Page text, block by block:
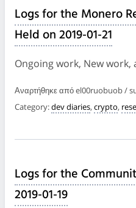
Logs for the Monero
Held on 2019-01-21
Ongoing work, New work,
Αναρτήθηκε από el00ruobuob /
Category:dev diaries, crypto,
Logs for the
2019-01-19